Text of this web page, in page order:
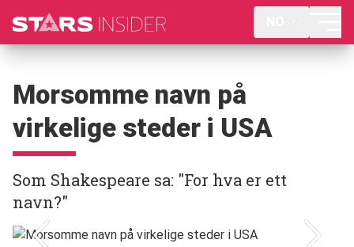
Morsomme navn på
virkelige steder i USA
Som Shakespeare sa: "For hva er ett
navn?"